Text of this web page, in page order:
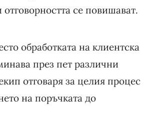
отговорността се повишават.
обработката на клиентска
през пет различни
отговаря за целия процес
на поръчката до